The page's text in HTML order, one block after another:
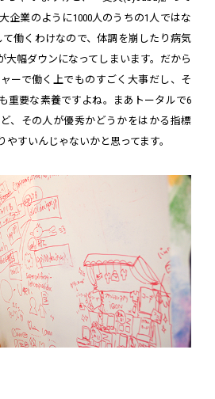
企業のように1000人のうちの1人ではな
て働くわけなので、体調を崩したり病気
大幅ダウンになってしまいます。だから
ーで働く上でものすごく大事だし、そ
重要な素養ですよね。まあトータルで6
、その人が優秀かどうかをはかる指標
やすいんじゃないかと思ってます。